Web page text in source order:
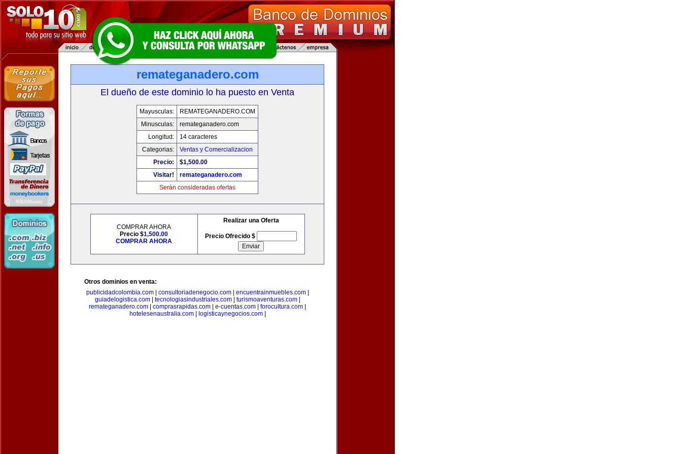
remateganadero.com
El dueño de este dominio lo ha puesto en Venta
Mayusculas:
REMATEGANADERO.COM
Minusculas:
remateganadero.com
Longitud:
14 caracteres
Categorias:
Ventas y Comercializacion
Precio:
$1,500.00
Visitar!
remateganadero.com
Serán consideradas ofertas
COMPRAR AHORA
Precio $1,500.00
COMPRAR AHORA
Realizar una Oferta
Precio Ofrecido $
Otros dominios en venta:
publicidadcolombia.com| consultoriadenegocio.com| encuentrainmuebles.com|
guiadelogistica.com| tecnologiasindustriales.com| turismoaventuras.com|
remateganadero.com
comprasrapidas.com e-cuentas.com forocultura.com
hotelesenaustralia.com| logisticaynegocios.com|